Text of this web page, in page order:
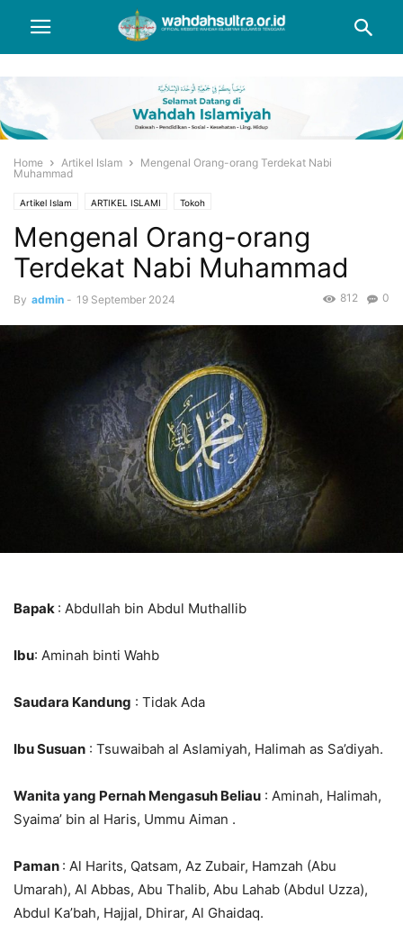
Home Artikel Islam
Mengenal Orang-orang Terdekat Nabi
Muhammad
Artikel Islam ARTIKEL ISLAMI Tokoh
Mengenal Orang-orang
Terdekat Nabi Muhammad
By admin - 19 September 2024 0
812
Bapak : Abdullah bin Abdul Muthallib
Ibu: Aminah binti Wahb
Saudara Kandung : Tidak Ada
Ibu Susuan : Tsuwaibah al Aslamiyah, Halimah as Sa’diyah.
Wanita yang Pernah Mengasuh Beliau : Aminah, Halimah,
Syaima’ bin al Haris, Ummu Aiman .
Paman : Al Harits, Qatsam, Az Zubair, Hamzah (Abu
Umarah), Al Abbas, Abu Thalib, Abu Lahab (Abdul Uzza),
Abdul Ka’bah, Hajjal, Dhirar, Al Ghaidaq.